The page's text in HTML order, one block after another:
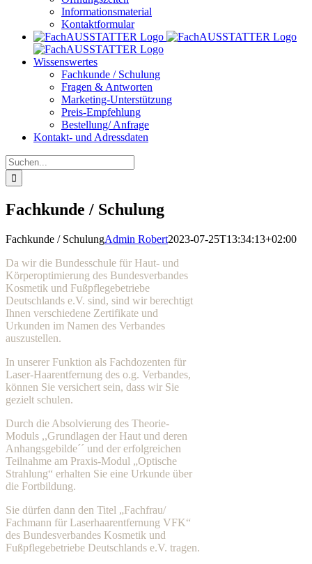
Informationsmaterial
Kontaktformular
Wissenswertes
Fachkunde / Schulung
Fragen & Antworten
Marketing-Unterstützung
Preis-Empfehlung
Bestellung/ Anfrage
Kontakt- und Adressdaten
Suche
nach:
Fachkunde / Schulung
Fachkunde / SchulungAdmin Robert2023-07-25T13:34:13+02:00
Da wir die Bundesschule für Haut- und
Körperoptimierung des Bundesverbandes
Kosmetik und Fußpflegebetriebe
Deutschlands e.V. sind, sind wir berechtigt
Ihnen verschiedene Zertifikate und
Urkunden im Namen des Verbandes
auszustellen.
In unserer Funktion als Fachdozenten für
Laser-Haarentfernung des o.g. Verbandes,
können Sie versichert sein, dass wir Sie
gezielt schulen.
Durch die Absolvierung des Theorie-
Moduls ,,Grundlagen der Haut und deren
Anhangsgebilde´´ und der erfolgreichen
Teilnahme am Praxis-Modul „Optische
Strahlung“ erhalten Sie eine Urkunde über
die Fortbildung.
Sie dürfen dann den Titel „Fachfrau/
Fachmann für Laserhaarentfernung VFK“
des Bundesverbandes Kosmetik und
Fußpflegebetriebe Deutschlands e.V. tragen.